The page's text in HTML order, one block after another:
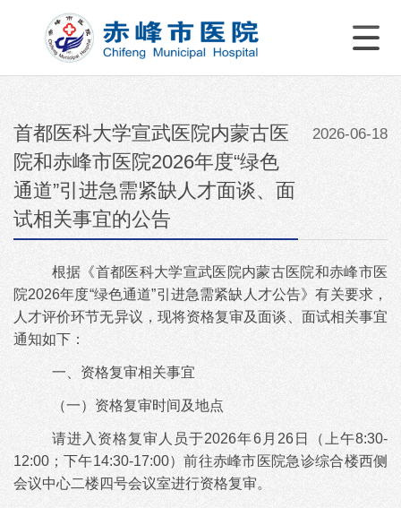
首都医科大学宣武医院内蒙古医
院和赤峰市医院2026年度“绿色
通道”引进急需紧缺人才面谈、面
试相关事宜的公告
2026-06-18
根据《首都医科大学宣武医院内蒙古医院和赤峰市医
院2026年度“绿色通道”引进急需紧缺人才公告》有关要求，
人才评价环节无异议，现将资格复审及 面谈、面试相关事宜
通知如下：
一、资格复审相关事宜
（一）资格复审时间及地点
请进入资格复审人员于2026年6月26日（上午8:30-
12:00；下午14:30-17:00）前往赤峰市医院急诊综合楼西侧
会议中心二楼四号会议室进行资格复审。